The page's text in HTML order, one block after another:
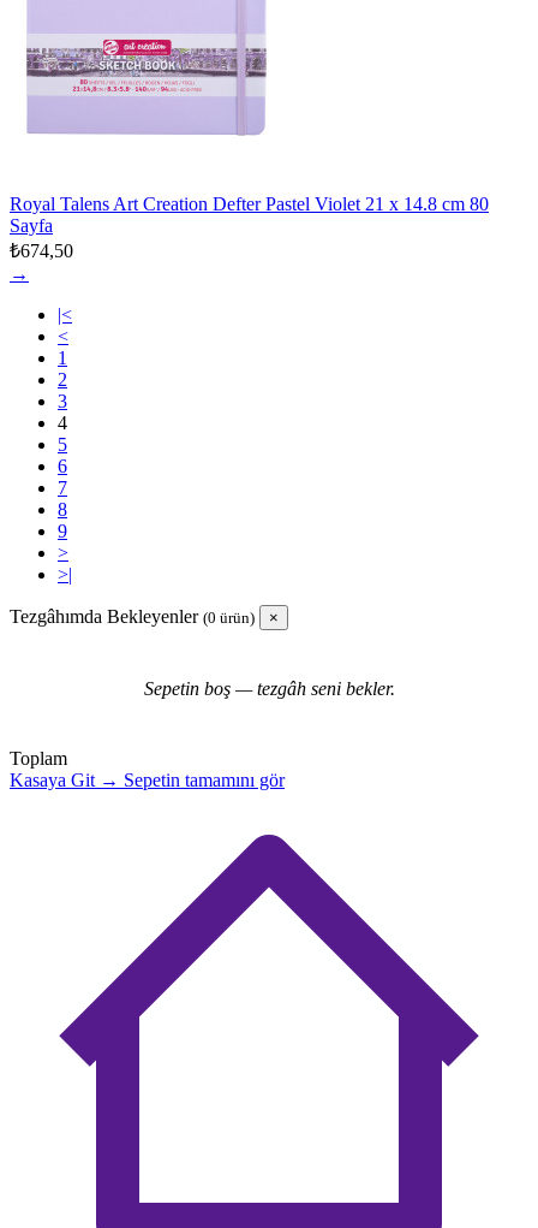
Royal Talens Art Creation Defter Pastel Violet 21 x 14.8 cm 80
Sayfa
₺674,50
→
|<
<
1
2
3
4
5
6
7
8
9
>
>|
Tezgâhımda Bekleyenler (0 ürün) ×
Sepetin boş — tezgâh seni bekler.
Toplam
Kasaya Git → Sepetin tamamını gör